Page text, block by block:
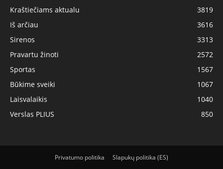
Kraštiečiams aktualu
3819
Iš arčiau
3616
Sirenos
3313
Pravartu žinoti
2572
Sportas
1567
Būkime sveiki
1067
Laisvalaikis
1040
Verslas PLIUS
850
Privatumo politika Slapukų politika (ES)